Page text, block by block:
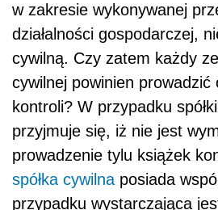
w zakresie wykonywanej
działalności gospodarczej,
cywilną. Czy zatem każdy
cywilnej powinien prowadzić
kontroli? W przypadku
przyjmuje się, iż nie jest
prowadzenie tylu książek
spółka cywilnaposiada
przypadku wystarczająca